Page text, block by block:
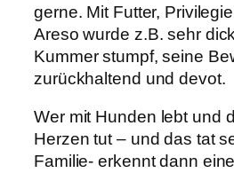
gerne. Mit Futter,
Areso wurde z.B. sehr
Kummer stumpf, seine
zurückhaltend und devot.
Wer mit Hunden lebt und
Herzen tut – und das tat
Familie- erkennt dann